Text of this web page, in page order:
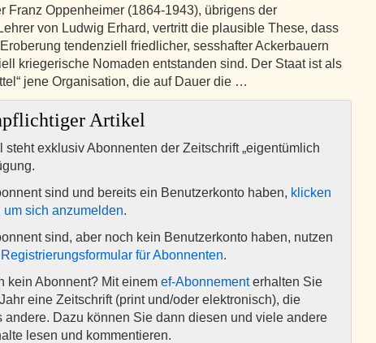
Franz Oppenheimer (1864-1943), übrigens der
von Ludwig Erhard, vertritt die plausible These, dass
tendenziell friedlicher, sesshafter Ackerbauern
kriegerische Nomaden entstanden sind. Der Staat ist als
jene Organisation, die auf Dauer die …
Artikel
steht exklusiv Abonnenten der Zeitschrift „eigentümlich
sind und bereits ein Benutzerkonto haben, klicken
um sich anzumelden.
sind, aber noch kein Benutzerkonto haben, nutzen
Registrierungsformular für Abonnenten.
kein Abonnent? Mit einem ef-Abonnementerhalten Sie
eine Zeitschrift (print und/oder elektronisch), die
andere. Dazu können Sie dann diesen und viele andere
lesen und kommentieren.